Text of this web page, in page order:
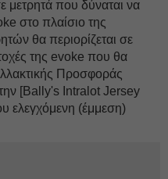
μετρητά που δύναται να
στο πλαίσιο της
θα περιορίζεται σε
της evoke που θα
Προσφοράς
[Bally's Intralοt Jersey
ελεγχόμενη (έμμεση)